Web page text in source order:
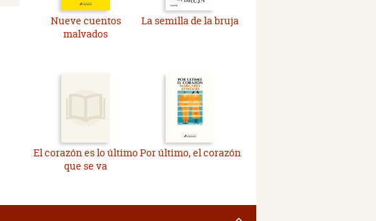
Nueve cuentos
malvados
La semilla de la bruja
El corazón es lo último
que se va
Por último, el corazón